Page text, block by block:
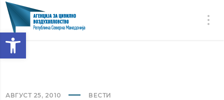
Open toolbar
АВГУСТ 25, 2010 ВЕСТИ